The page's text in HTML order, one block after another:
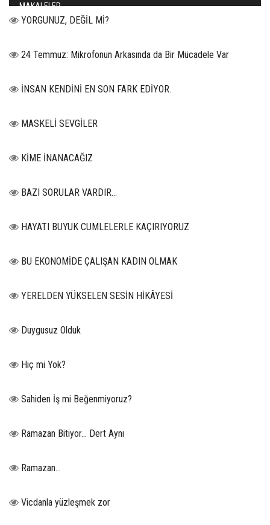
MAKALELER
YORGUNUZ, DEĞİL Mİ?
24 Temmuz: Mikrofonun Arkasında da Bir Mücadele Var
İNSAN KENDİNİ EN SON FARK EDİYOR.
MASKELİ SEVGİLER
KİME İNANACAĞIZ
BAZI SORULAR VARDIR…
HAYATI BUYUK CUMLELERLE KAÇIRIYORUZ
BU EKONOMİDE ÇALIŞAN KADIN OLMAK
YERELDEN YÜKSELEN SESİN HİKÂYESİ
Duygusuz Olduk
Hiç mi Yok?
Sahiden İş mi Beğenmiyoruz?
Ramazan Bitiyor… Dert Aynı
Ramazan…
Vicdanla yüzleşmek zor